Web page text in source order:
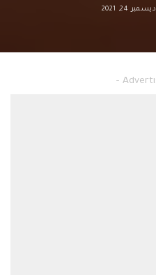
ديسمبر 24, 2021